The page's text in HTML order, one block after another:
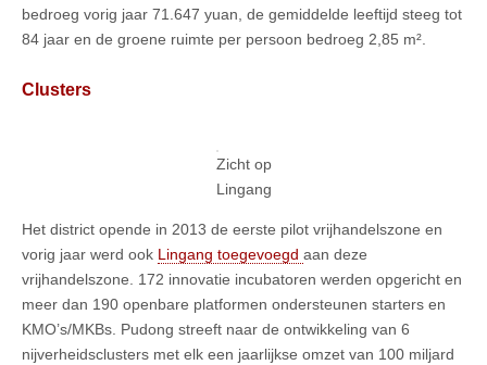
bedroeg vorig jaar 71.647 yuan, de gemiddelde leeftijd steeg tot
84 jaar en de groene ruimte per persoon bedroeg 2,85 m².
Clusters
Zicht op
Lingang
Het district opende in 2013 de eerste pilot vrijhandelszone en
vorig jaar werd ook Lingang toegevoegd aan deze
vrijhandelszone. 172 innovatie incubatoren werden opgericht en
meer dan 190 openbare platformen ondersteunen starters en
KMO’s/MKBs. Pudong streeft naar de ontwikkeling van 6
nijverheidsclusters met elk een jaarlijkse omzet van 100 miljard